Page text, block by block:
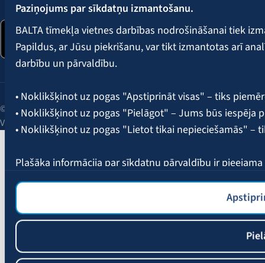
Paziņojums par sīkdatņu izmantošanu.
BALTA tīmekļa vietnes darbības nodrošināšanai tiek
Papildus, ar Jūsu piekrišanu, var tikt izmantotas arī
darbību un pārvaldību.
• Noklikšķinot uz pogas "Apstiprināt visas" – tiks
• Noklikšķinot uz pogas "Pielāgot" – Jums būs iespēja
• Noklikšķinot uz pogas "Lietot tikai nepieciešamās" –
Plašāka informācija par sīkdatņu pārvaldību ir pieejama
© 2026 AAS BALTA | Skanstes iela 25, Rīga, LV-1013, Latvija.
Vienotais reģ. Nr. 40003049409.